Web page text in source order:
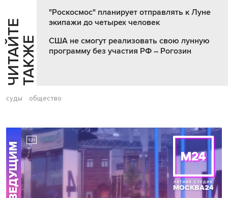
Ч
И
Т
АЙ
Т
Е
Т
А
К
ЖЕ
"Роскосмос" планирует отправлять к Луне
экипажи до четырех человек
США не смогут реализовать свою лунную
программу без участия РФ – Рогозин
суды общество